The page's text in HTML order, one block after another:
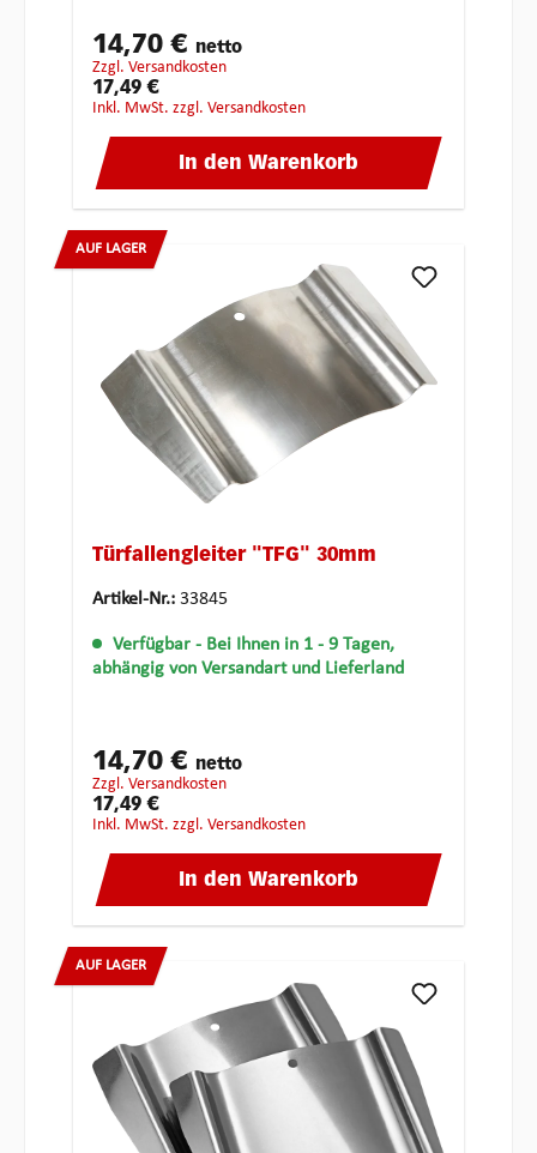
14,70 € netto
zzgl. Versandkosten
17,49 €
inkl. MwSt. zzgl. Versandkosten
In den Warenkorb
AUF LAGER
Türfallengleiter "TFG" 30mm
Artikel-Nr.: 33845
Verfügbar - Bei Ihnen in 1 - 9 Tagen,
abhängig von Versandart und Lieferland
14,70 € netto
zzgl. Versandkosten
17,49 €
inkl. MwSt. zzgl. Versandkosten
In den Warenkorb
AUF LAGER